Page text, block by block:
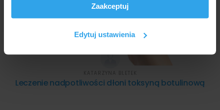
analizować ruch w naszej witrynie. Informacje o tym, jak
korzystasz z naszej witryny, udostępniamy partnerom
społecznościowym, reklamowym i analitycznym.
otrzymanymi od Ciebie lub uzyskanymi podczas
Zaakceptuj
Edytuj ustawienia
Leczenie nadpotliwości dłoni toksyną botulinową